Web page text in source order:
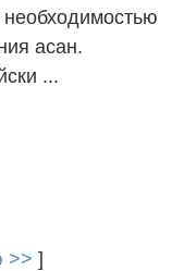
асан.
...
>> ]